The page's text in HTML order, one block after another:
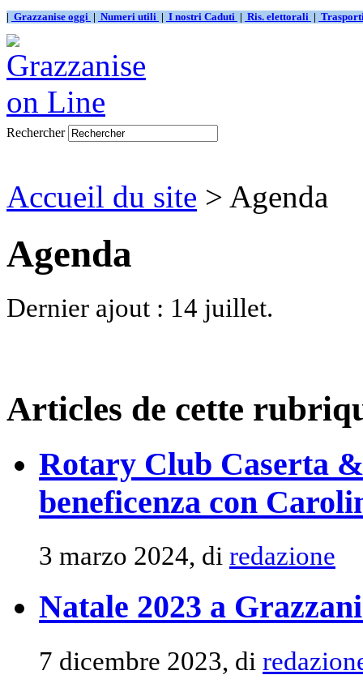
| Grazzanise oggi | Numeri utili | I nostri Caduti | Ris. elettorali |
Rechercher
Accueil du site > Agenda
Agenda
Dernier ajout : 14 juillet.
Articles de cette
Rotary Club Caserta
beneficenza con
3 marzo 2024, di redazione
Natale 2023 a
7 dicembre 2023, di